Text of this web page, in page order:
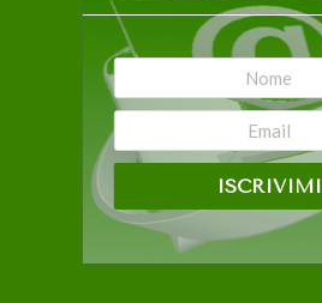
ISCRIVIMI